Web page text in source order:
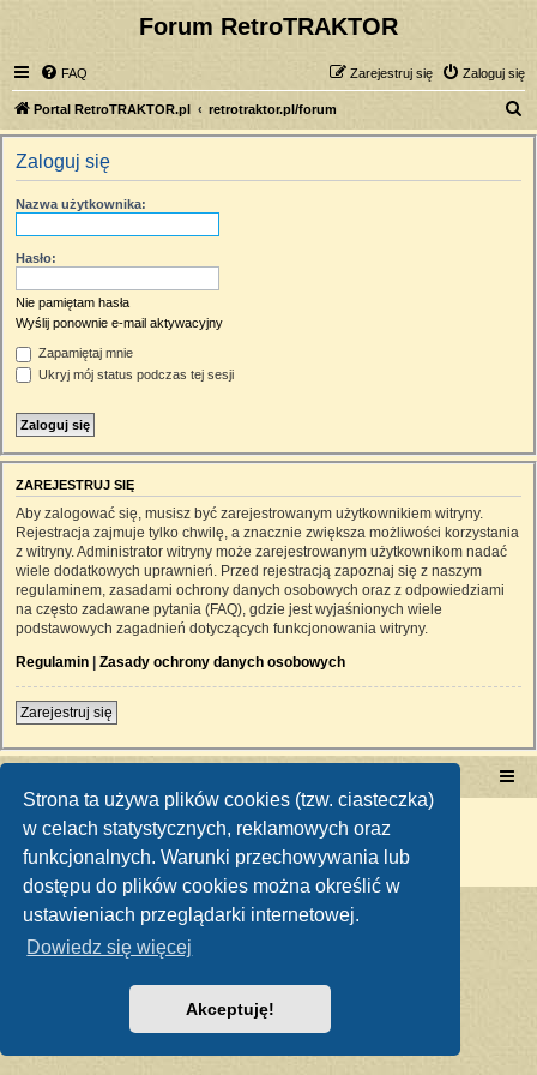
Strona ta używa plików cookies (tzw. ciasteczka)
w celach statystycznych, reklamowych oraz
funkcjonalnych. Warunki przechowywania lub
dostępu do plików cookies można określić w
ustawieniach przeglądarki internetowej.
Dowiedz się więcej
Akceptuję!
Forum RetroTRAKTOR
FAQ Zaloguj się
Zarejestruj się
Portal RetroTRAKTOR.pl retrotraktor.pl/forum
z
Zaloguj się
Nazwa użytkownika:
Hasło:
Nie pamiętam hasła
Wyślij ponownie e-mail aktywacyjny
Zapamiętaj mnie
Ukryj mój status podczas tej sesji
ZAREJESTRUJ SIĘ
Aby zalogować się, musisz być zarejestrowanym użytkownikiem witryny.
Rejestracja zajmuje tylko chwilę, a znacznie zwiększa możliwości korzystania
z witryny. Administrator witryny może zarejestrowanym użytkownikom nadać
wiele dodatkowych uprawnień. Przed rejestracją zapoznaj się z naszym
regulaminem, zasadami ochrony danych osobowych oraz z odpowiedziami
na często zadawane pytania (FAQ), gdzie jest wyjaśnionych wiele
podstawowych zagadnień dotyczących funkcjonowania witryny.
Regulamin | Zasady ochrony danych osobowych
Zarejestruj się
Technologię dostarcza phpBB ® Forum Software © phpBB Limited
Polski pakiet językowy dostarcza
Zasady ochrony danych osobowych|Regulamin